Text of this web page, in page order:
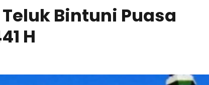
Bintuni Puasa
H